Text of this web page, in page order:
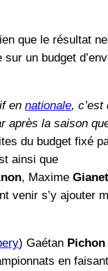
que le résultat
un budget
en nationale, c’est
après la saison
du budget fixé
ainsi que
, Maxime
venir s’y ajouter
) Gaétan Pichon
en